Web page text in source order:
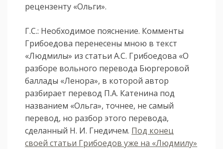
рецензенту «Ольги».
Г.С.: Необходимое пояснение. Комменты
Грибоедова перенесены мною в текст
«Людмилы» из статьи А.С. Грибоедова «О
разборе вольного перевода Бюргеровой
баллады «Ленора», в которой автор
разбирает перевод П.А. Катенина под
названием «Ольга», точнее, не самый
перевод, но разбор этого перевода,
сделанный Н. И. Гнедичем. Под конец
своей статьи Грибоедов уже на «Людмилу»